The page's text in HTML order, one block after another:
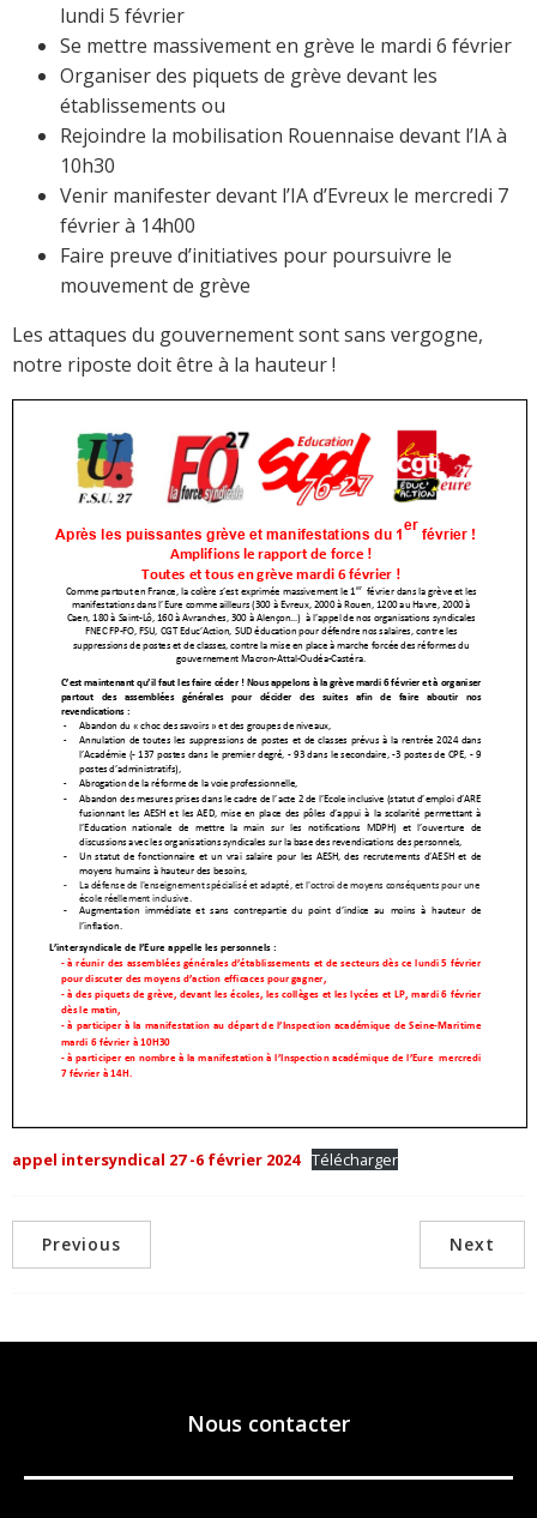
lundi 5 février
Se mettre massivement en grève le mardi 6 février
Organiser des piquets de grève devant les
établissements ou
Rejoindre la mobilisation Rouennaise devant l’IA à
10h30
Venir manifester devant l’IA d’Evreux le mercredi 7
février à 14h00
Faire preuve d’initiatives pour poursuivre le
mouvement de grève
Les attaques du gouvernement sont sans vergogne,
notre riposte doit être à la hauteur !
appel intersyndical 27 -6 février 2024 Télécharger
Previous Next
Nous contacter